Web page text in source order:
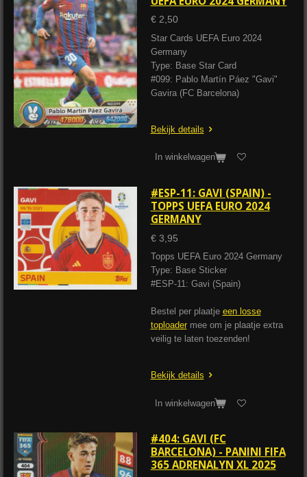
€ 2,50
Star Cards UEFA Euro 2024
Germany
Type: Base Star Card
#099: Pablo Martín Páez "Gavi"
Gavira (FC Barcelona)
Bekijk details
In winkelwagen
#ESP-11: GAVI (SPAIN) -
TOPPS UEFA EURO 2024
GERMANY
€ 3,95
Topps UEFA Euro 2024 Germany
Type: Base Sticker
#ESP-11: Gavi (Spain)
Bestel per plaatje een losse
toploadermee om je plaatje extra
veilig te laten toezenden!
Bekijk details
In winkelwagen
#404: GAVI (FC
BARCELONA) - PANINI FIFA
365 ADRENALYN XL 2025